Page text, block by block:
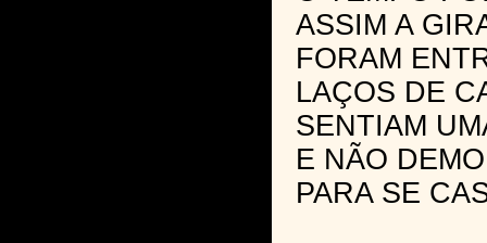
ASSIM A
FORAM
LAÇOS DE
SENTIAM
E NÃO
PARA SE